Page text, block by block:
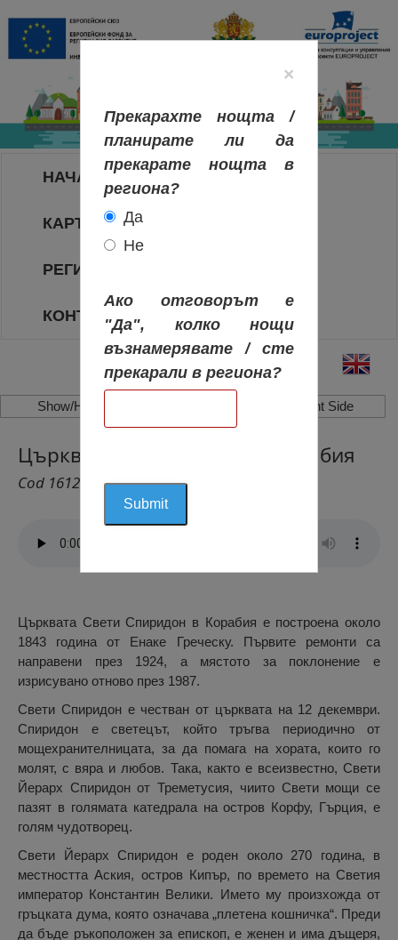
НАЧАЛО
КАРТА НА РЕГИОНИТЕ
РЕГИОНИ
КОНТАКТИ
Show/Hide Left Side Show/Hide Right Side
Църква Свети Спиридон, Корабия
Cod 1612
Църквата Свети Спиридон в Корабия е построена около
1843 година от Енаке Греческу. Първите ремонти са
направени през 1924, а мястото за поклонение е
изрисувано отново през 1987.
Свети Спиридон е честван от църквата на 12 декември.
Спиридон е светецът, който тръгва периодично от
мощехранителницата, за да помага на хората, които го
молят, с вяра и любов. Така, както е всеизвестно, Свети
Йерарх Спиридон от Треметусия, чиито Свети мощи се
пазят в голямата катедрала на остров Корфу, Гърция, е
голям чудотворец.
Свети Йерарх Спиридон е роден около 270 година, в
местността Аския, остров Кипър, по времето на Светия
император Константин Велики. Името му произхожда от
гръцката дума, която означава „плетена кошничка“. Преди
да бъде ръкоположен за епископ, е женен и има дъщеря,
×
Прекарахте нощта /
планирате ли да
прекарате нощта в
региона?
Да
Не
Ако отговорът е
"Да", колко нощи
възнамерявате / сте
прекарали в региона?